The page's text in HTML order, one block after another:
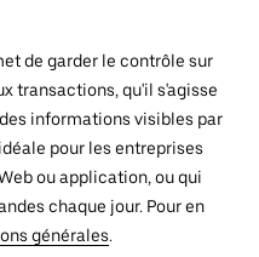
de garder le contrôle sur
transactions, qu'il s'agisse
informations visibles par
pour les entreprises
ou application, ou qui
chaque jour. Pour en
générales.